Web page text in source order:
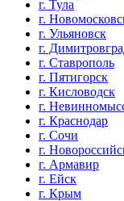
г. Тула
г.
г. Ульяновск
г.
г. Ставрополь
г. Пятигорск
г. Кисловодск
г.
г. Краснодар
г. Сочи
г.
г. Армавир
г. Ейск
г. Крым